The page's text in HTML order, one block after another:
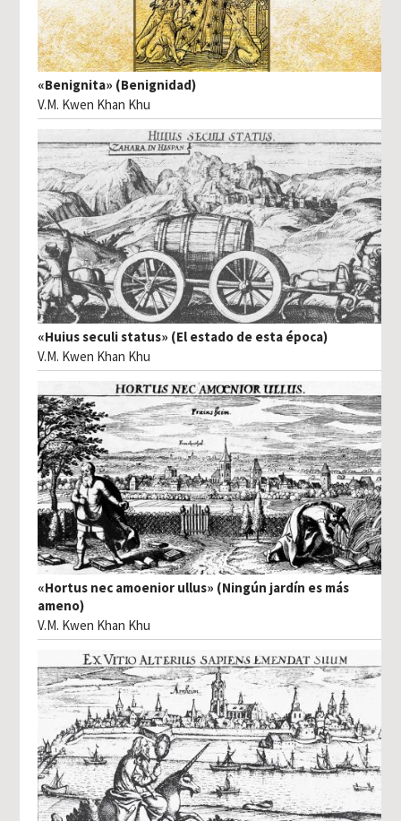
«Benignita» (Benignidad)
V.M. Kwen Khan Khu
«Huius seculi status» (El estado de esta época)
V.M. Kwen Khan Khu
«Hortus nec amoenior ullus» (Ningún jardín es más
ameno)
V.M. Kwen Khan Khu